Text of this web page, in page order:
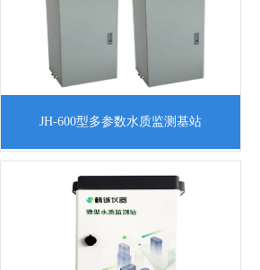
可以实现多种水质参数的同时测量，包括
溶解氧、pH、ORP、电导率和浊度等
JH-600型多参数水质监测基站